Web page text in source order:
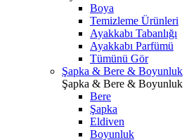
Boya
Temizleme Ürünleri
Ayakkabı Tabanlığı
Ayakkabı Parfümü
Tümünü Gör
Şapka & Bere & Boyunluk
Şapka & Bere & Boyunluk
Bere
Şapka
Eldiven
Boyunluk